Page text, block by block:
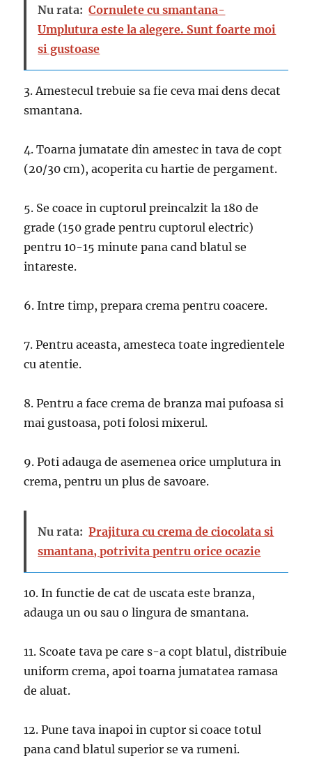
Nu rata: Cornulete cu smantana-
Umplutura este la alegere. Sunt foarte moi
si gustoase
3. Amestecul trebuie sa fie ceva mai dens decat
smantana.
4. Toarna jumatate din amestec in tava de copt
(20/30 cm), acoperita cu hartie de pergament.
5. Se coace in cuptorul preincalzit la 180 de
grade (150 grade pentru cuptorul electric)
pentru 10-15 minute pana cand blatul se
intareste.
6. Intre timp, prepara crema pentru coacere.
7. Pentru aceasta, amesteca toate ingredientele
cu atentie.
8. Pentru a face crema de branza mai pufoasa si
mai gustoasa, poti folosi mixerul.
9. Poti adauga de asemenea orice umplutura in
crema, pentru un plus de savoare.
Nu rata: Prajitura cu crema de ciocolata si
smantana, potrivita pentru orice ocazie
10. In functie de cat de uscata este branza,
adauga un ou sau o lingura de smantana.
11. Scoate tava pe care s-a copt blatul, distribuie
uniform crema, apoi toarna jumatatea ramasa
de aluat.
12. Pune tava inapoi in cuptor si coace totul
pana cand blatul superior se va rumeni.